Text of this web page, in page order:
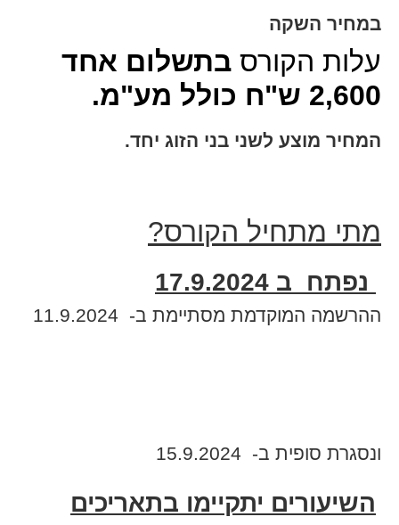
במחיר השקה
עלות הקורס בתשלום אחד
2,600 ש"ח כולל מע"מ.
המחיר מוצע לשני בני הזוג יחד.
מתי מתחיל הקורס?
נפתח ב 17.9.2024
ההרשמה המוקדמת מסתיימת ב- 11.9.2024
ונסגרת סופית ב- 15.9.2024
השיעורים יתקיימו בתאריכים